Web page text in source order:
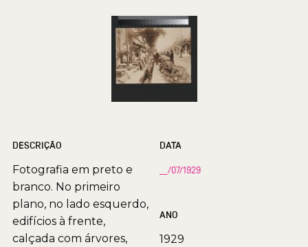
DESCRIÇÃO
Fotografia em preto e
branco. No primeiro
plano, no lado esquerdo,
edifícios à frente,
calçada com árvores,
DATA
__/07/1929
ANO
1929